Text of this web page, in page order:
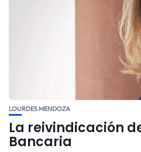
LOURDES MENDOZA
La reivindicación
Bancaria